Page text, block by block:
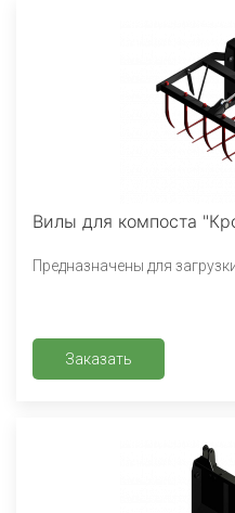
Вилы для компоста
Предназначены для
Заказать